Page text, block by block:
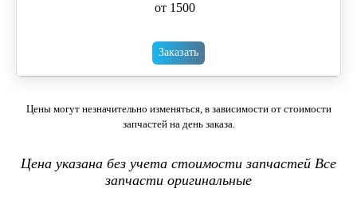
от 1500
Заказать
Цены могут незначительно изменяться, в зависимости от стоимости
запчастей на день заказа.
Цена указана без учета стоимости запчастей Все
запчасти оригинальные